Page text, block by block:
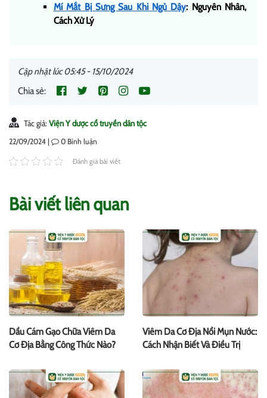
Mí Mắt Bị Sưng Sau Khi Ngủ Dậy: Nguyên Nhân,
Cách Xử Lý
Cập nhật lúc 05:45 - 15/10/2024
Chia sẻ:
Tác giả: Viện Y dược cổ truyền dân tộc
22/09/2024 | 0 Bình luận
Đánh giá bài viết
Bài viết liên quan
Dầu Cám Gạo Chữa Viêm Da
Cơ Địa Bằng Công Thức Nào?
Viêm Da Cơ Địa Nổi Mụn Nước:
Cách Nhận Biết Và Điều Trị